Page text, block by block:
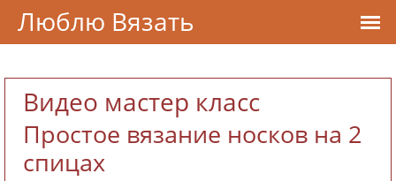
Видео мастер класс
Простое вязание носков на 2
спицах
Люблю Вязать